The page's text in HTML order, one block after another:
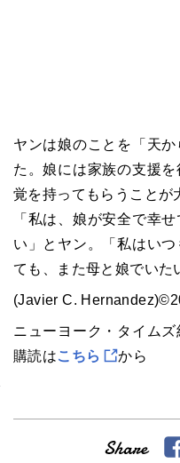
ヤンは娘のことを「天
た。娘には家族の支援
覚を持ってもらうことが
「私は、娘が安全で幸
い」とヤン。「私はい
ても、また母と娘でいた
(Javier C.
ニューヨーク・タイム
購読はこちら から